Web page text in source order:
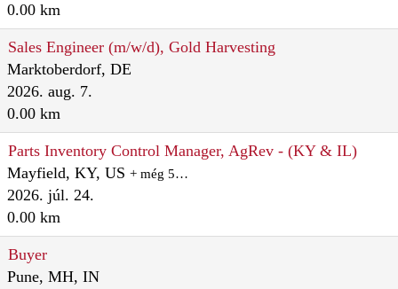
0.00 km
Sales Engineer (m/w/d), Gold Harvesting
Marktoberdorf, DE
2026. aug. 7.
0.00 km
Parts Inventory Control Manager, AgRev - (KY & IL)
Mayfield, KY, US + még 5…
2026. júl. 24.
0.00 km
Buyer
Pune, MH, IN